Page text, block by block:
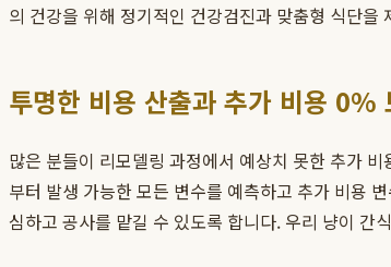
의 건강을 위해 정기적인 건강검진과 맞춤형 식단을
투명한 비용 산출과 추가 비용 0%
많은 분들이 리모델링 과정에서 예상치 못한 추가
부터 발생 가능한 모든 변수를 예측하고 추가 비용
심하고 공사를 맡길 수 있도록 합니다. 우리 냥이 간